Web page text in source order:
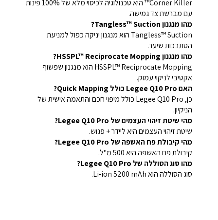
Corner Killer™ היא טכנולוגיה לכיסוי מלא של 100% פינות
עם מברשת צד גמישה.
מהו מנגנון Tangless™ Suction?
Tangless™ Suction הוא מנגנון יניקה כפול למניעת
הסתבכות שיער.
מהו מנגנון HSSPL™ Reciprocate Mopping?
HSSPL™ Reciprocate Mopping הוא מנגנון שפשוף
אקטיבי לניקוי עמוק.
האם Legee Q10 Pro כולל Quick Mapping?
כן, Legee Q10 Pro כולל מיפוי חכם והתאמה אישית של
הניקיון.
מהי שיטת זיהוי העצמים של Legee Q10 Pro?
שיטת זיהוי העצמים היא ליידר + פגוש.
מהי קיבולת פח האשפה של Legee Q10 Pro?
קיבולת פח האשפה היא 500 מ"ל.
מהו סוג הסוללה של Legee Q10 Pro?
סוג הסוללה הוא Li-ion 5200 mAh.